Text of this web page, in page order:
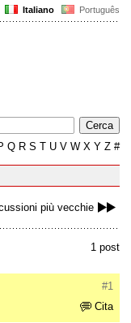
Italiano Português
Q R S T U V W X Y Z #
più vecchie
1 post
#1
Cita